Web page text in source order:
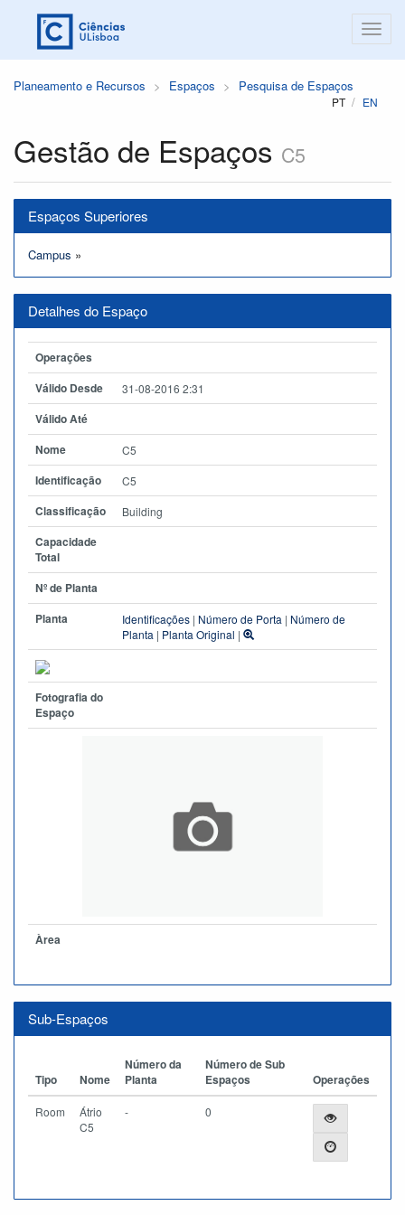
Planeamento e Recursos Espaços Pesquisa de Espaços
PT EN
Gestão de Espaços C5
Espaços Superiores
Campus »
Detalhes do Espaço
Operações
Válido Desde
31-08-2016 2:31
Válido Até
Nome
C5
Identificação C5
Classificação Building
Capacidade
Total
Nº de Planta
Planta
Identificações | Número de Porta | Número de
Planta | Planta Original |
Fotografia do
Espaço
Àrea
Sub-Espaços
Tipo Nome
Número da
Planta
Número de Sub
Espaços
Operações
Room
Átrio
C5
- 0